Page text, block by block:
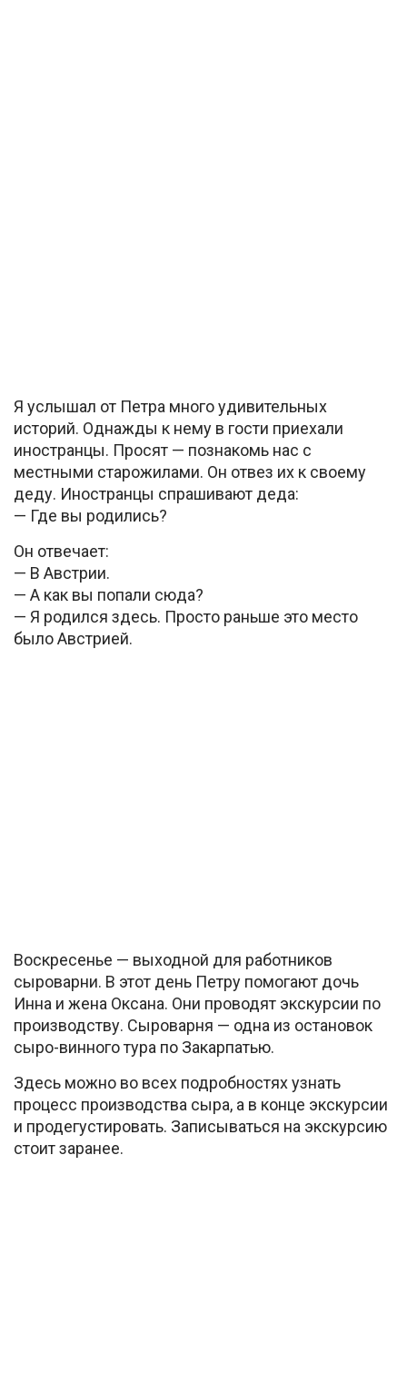
Я услышал от Петра много удивительных
историй. Однажды к нему в гости приехали
иностранцы. Просят — познакомь нас с
местными старожилами. Он отвез их к своему
деду. Иностранцы спрашивают деда:
— Где вы родились?
Он отвечает:
— В Австрии.
— А как вы попали сюда?
— Я родился здесь. Просто раньше это место
было Австрией.
Воскресенье — выходной для работников
сыроварни. В этот день Петру помогают дочь
Инна и жена Оксана. Они проводят экскурсии по
производству. Сыроварня — одна из остановок
сыро-винного тура по Закарпатью.
Здесь можно во всех подробностях узнать
процесс производства сыра, а в конце экскурсии
и продегустировать. Записываться на экскурсию
стоит заранее.